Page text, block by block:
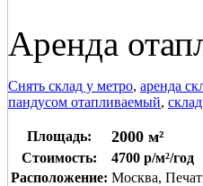
Аренда
Снять склад у метро, аренда
пандусом отапливаемый,
Площадь: 2000 м²
Стоимость:
4700 р/м²/год
Расположение: Москва,